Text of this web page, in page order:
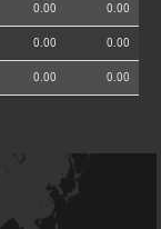
0.00 0.00
0.00 0.00
0.00 0.00